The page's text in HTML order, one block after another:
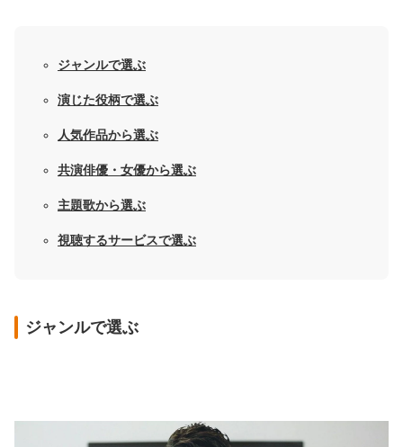
ジャンルで選ぶ
演じた役柄で選ぶ
人気作品から選ぶ
共演俳優・女優から選ぶ
主題歌から選ぶ
視聴するサービスで選ぶ
ジャンルで選ぶ